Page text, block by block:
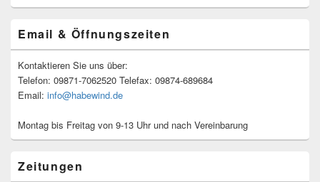
Email & Öffnungszeiten
Kontaktieren Sie uns über:
Telefon: 09871-7062520 Telefax: 09874-689684
Email: info@habewind.de
Montag bis Freitag von 9-13 Uhr und nach Vereinbarung
Zeitungen